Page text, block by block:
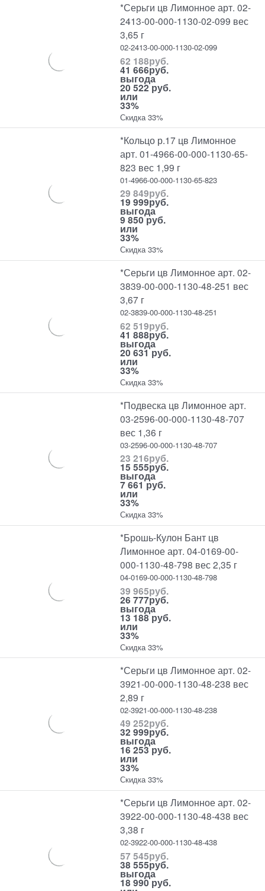
*Серьги цв Лимонное арт. 02-
2413-00-000-1130-02-099 вес
3,65 г
02-2413-00-000-1130-02-099
62 188руб.
41 666руб.
выгода
20 522 руб.
или
33%
Скидка 33%
*Кольцо р.17 цв Лимонное
арт. 01-4966-00-000-1130-65-
823 вес 1,99 г
01-4966-00-000-1130-65-823
29 849руб.
19 999руб.
выгода
9 850 руб.
или
33%
Скидка 33%
*Серьги цв Лимонное арт. 02-
3839-00-000-1130-48-251 вес
3,67 г
02-3839-00-000-1130-48-251
62 519руб.
41 888руб.
выгода
20 631 руб.
или
33%
Скидка 33%
*Подвеска цв Лимонное арт.
03-2596-00-000-1130-48-707
вес 1,36 г
03-2596-00-000-1130-48-707
23 216руб.
15 555руб.
выгода
7 661 руб.
или
33%
Скидка 33%
*Брошь-Кулон Бант цв
Лимонное арт. 04-0169-00-
000-1130-48-798 вес 2,35 г
04-0169-00-000-1130-48-798
39 965руб.
26 777руб.
выгода
13 188 руб.
или
33%
Скидка 33%
*Серьги цв Лимонное арт. 02-
3921-00-000-1130-48-238 вес
2,89 г
02-3921-00-000-1130-48-238
49 252руб.
32 999руб.
выгода
16 253 руб.
или
33%
Скидка 33%
*Серьги цв Лимонное арт. 02-
3922-00-000-1130-48-438 вес
3,38 г
02-3922-00-000-1130-48-438
57 545руб.
38 555руб.
выгода
18 990 руб.